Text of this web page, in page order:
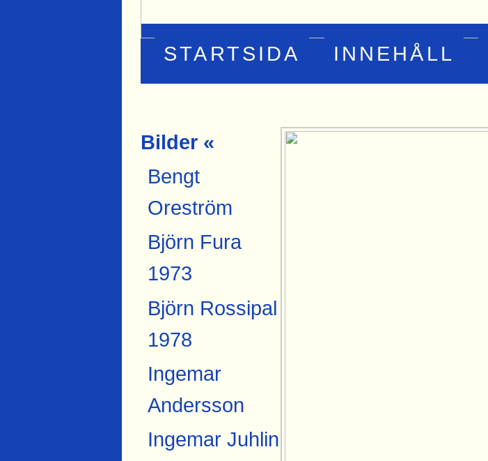
STARTSIDA INNEHÅLL
Bilder «
Bengt
Oreström
Björn Fura
1973
Björn Rossipal
1978
Ingemar
Andersson
Ingemar Juhlin